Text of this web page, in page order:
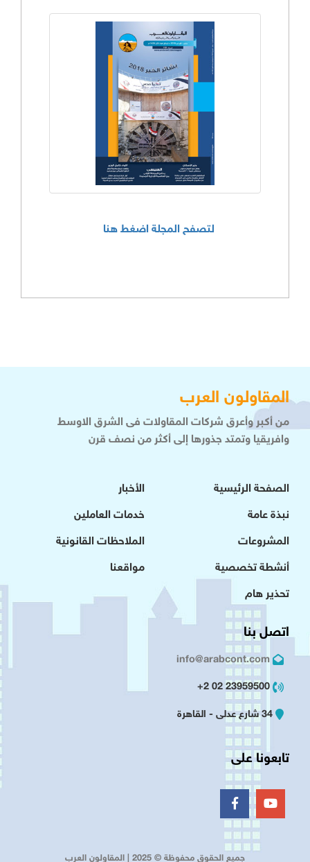
لتصفح المجلة اضغط هنا
المقاولون العرب
من أكبر وأعرق شركات المقاولات فى الشرق الاوسط
وافريقيا وتمتد جذورها إلى أكثر من نصف قرن
الصفحة الرئيسية
نبذة عامة
المشروعات
أنشطة تخصصية
تحذير هام
الأخبار
خدمات العاملين
الملاحظات القانونية
مواقعنا
اتصل بنا
info@arabcont.com
23959500 02 2+
34 شارع عدلى - القاهرة
تابعونا على
جميع الحقوق محفوظة © 2025 | المقاولون العرب